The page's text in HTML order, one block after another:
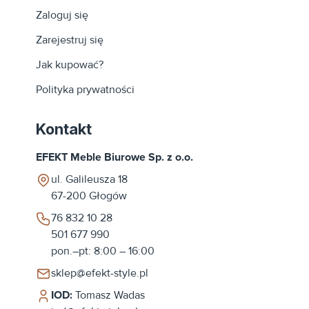
osób. Dodatkowo, firma ta oferuje szeroki wybór innych
pozwala na kompleksowe wyposażenie sal lekcyjnych i
Zaloguj się
Zarejestruj się
Jak kupować?
Polityka prywatności
Kontakt
EFEKT Meble Biurowe Sp. z o.o.
ul. Galileusza 18
67-200 Głogów
76 832 10 28
501 677 990
pon.–pt: 8:00 – 16:00
sklep@efekt-style.pl
IOD: Tomasz Wadas